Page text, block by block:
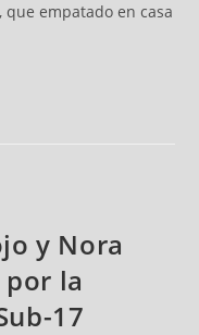
empatado en casa
y Nora
la
17